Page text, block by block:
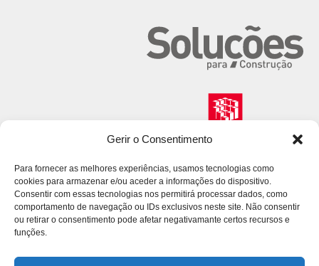
Gerir o Consentimento
Para fornecer as melhores experiências, usamos tecnologias como
cookies para armazenar e/ou aceder a informações do dispositivo.
Consentir com essas tecnologias nos permitirá processar dados, como
comportamento de navegação ou IDs exclusivos neste site. Não consentir
ou retirar o consentimento pode afetar negativamante certos recursos e
funções.